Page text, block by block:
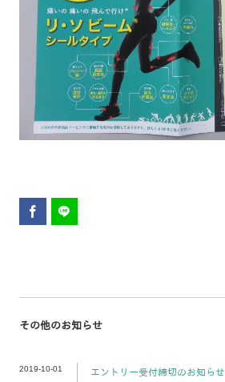
その他のお知らせ
2019-10-01 エントリー受付締切のお知らせ